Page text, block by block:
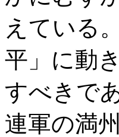
えている
平」に動
すべきで
連軍の満